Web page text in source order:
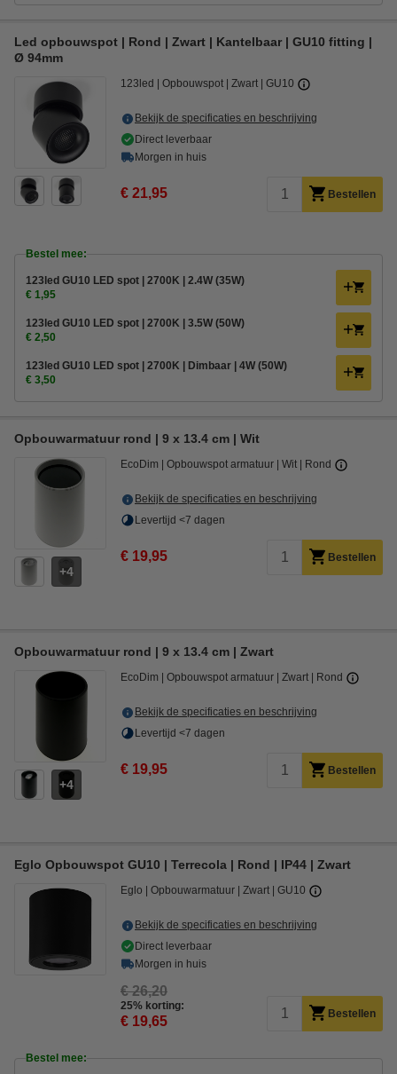
Led opbouwspot | Rond | Zwart | Kantelbaar | GU10 fitting |
Ø 94mm
123led Opbouwspot Zwart GU10
Bekijk de specificaties en beschrijving
Direct leverbaar
Morgen in huis
€ 21,95 Bestellen
Bestel mee:
123led GU10 LED spot | 2700K | 2.4W (35W)
€ 1,95
123led GU10 LED spot | 2700K | 3.5W (50W)
€ 2,50
123led GU10 LED spot | 2700K | Dimbaar | 4W (50W)
€ 3,50
Opbouwarmatuur rond | 9 x 13.4 cm | Wit
4
EcoDim Opbouwspot armatuur Wit Rond
Bekijk de specificaties en beschrijving
Levertijd <7 dagen
€ 19,95 Bestellen
Opbouwarmatuur rond | 9 x 13.4 cm | Zwart
4
EcoDim Opbouwspot armatuur Zwart Rond
Bekijk de specificaties en beschrijving
Levertijd <7 dagen
€ 19,95 Bestellen
Eglo Opbouwspot GU10 | Terrecola | Rond | IP44 | Zwart
Eglo Opbouwarmatuur Zwart GU10
Bekijk de specificaties en beschrijving
Direct leverbaar
Morgen in huis
€ 26,20
25% korting:
€ 19,65 Bestellen
Bestel mee: